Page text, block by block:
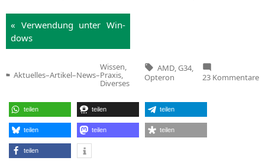
« Ver­wen­dung unter Win­
dows
Veröffentlicht
Aktuelles–Artikel–News–
Wissen,
Praxis,
Diverses
Tags:
AMD G34
Opteron
23 Kommentare
teilen teilen teilen
teilen teilen teilen
teilen